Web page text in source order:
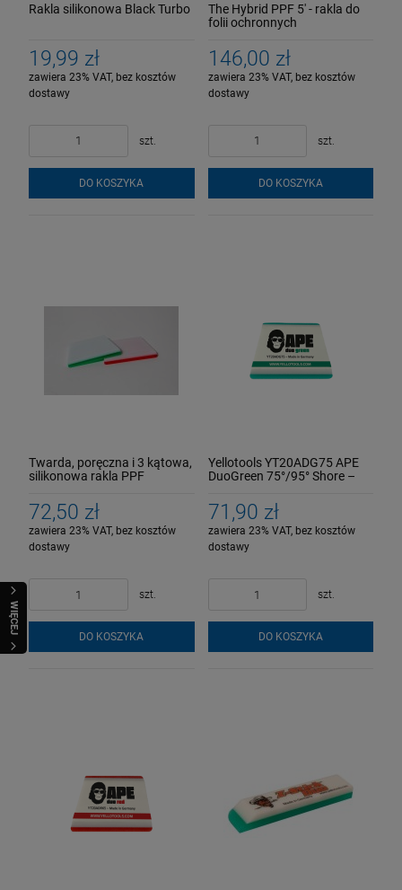
WIĘCEJ
Rakla silikonowa Black Turbo
19,99 zł
zawiera 23% VAT, bez kosztów
dostawy
szt.
DO KOSZYKA
The Hybrid PPF 5' - rakla do
folii ochronnych
146,00 zł
zawiera 23% VAT, bez kosztów
dostawy
szt.
DO KOSZYKA
Twarda, poręczna i 3 kątowa,
silikonowa rakla PPF
72,50 zł
zawiera 23% VAT, bez kosztów
dostawy
szt.
DO KOSZYKA
Yellotools YT20ADG75 APE
DuoGreen 75°/95° Shore –
silikonowa rakla PPF
71,90 zł
zawiera 23% VAT, bez kosztów
dostawy
szt.
DO KOSZYKA